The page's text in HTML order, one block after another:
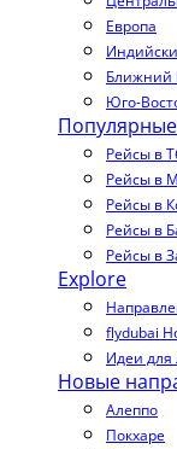
Европа
Ближний
Юго-
Рейсы в
Рейсы в
Рейсы в
Рейсы в
Рейсы в
Explore
flydubai
Идеи для
Новые
Алеппо
Покхаре